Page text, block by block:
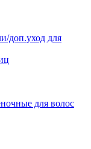
доп.уход для
для волос